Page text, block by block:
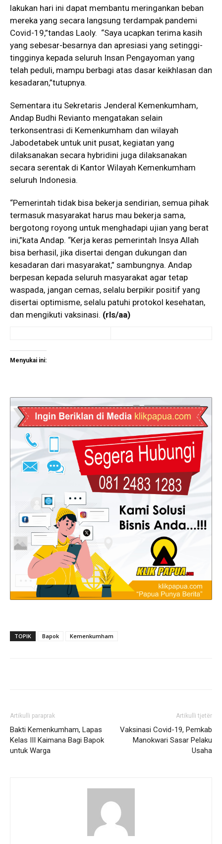
lakukan hari ini dapat membantu meringankan beban
mereka yang secara langsung terdampak pandemi
Covid-19,”tandas Laoly. “Saya ucapkan terima kasih
yang sebesar-besarnya dan apresiasi yang setinggi-
tingginya kepada seluruh Insan Pengayoman yang
telah peduli, mampu berbagi atas dasar keikhlasan dan
kesadaran,”tutupnya.
Sementara itu Sekretaris Jenderal Kemenkumham,
Andap Budhi Revianto mengatakan selain
terkonsentrasi di Kemenkumham dan wilayah
Jabodetabek untuk unit pusat, kegiatan yang
dilaksanakan secara hybridini juga dilaksanakan
secara serentak di Kantor Wilayah Kemenkumham
seluruh Indonesia.
“Pemerintah tidak bisa bekerja sendirian, semua pihak
termasuk masyarakat harus mau bekerja sama,
bergotong royong untuk menghadapi ujian yang berat
ini,”kata Andap. “Kerja keras pemerintah Insya Allah
bisa berhasil, jika disertai dengan dukungan dan
kesadaran dari masyarakat,” sambungnya. Andap
berpesan kepada seluruh masyarakat agar tetap
waspada, jangan cemas, selalu berpikir positif yang
disertai optimisme, selalu patuhi protokol kesehatan,
dan mengikuti vaksinasi. (rls/aa)
Menyukai ini:
TOPIK Bapok Kemenkumham
Artikulli paraprak
Bakti Kemenkumham, Lapas
Kelas III Kaimana Bagi Bapok
untuk Warga
Artikulli tjetër
Vaksinasi Covid-19, Pemkab
Manokwari Sasar Pelaku
Usaha